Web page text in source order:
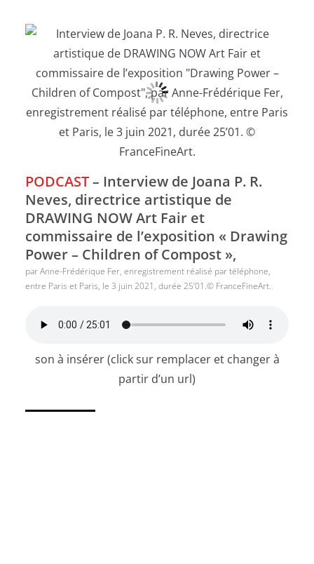
PODCAST– Interview de Joana P. R.
Neves, directrice artistique de
DRAWING NOW Art Fair et
commissaire de l’exposition « Drawing
Power – Children of Compost »,
par Anne-Frédérique Fer, enregistrement réalisé par téléphone,
entre Paris et Paris, le 3 juin 2021, durée 25’01.© FranceFineArt.
son à insérer (click sur remplacer et changer à
partir d’un url)